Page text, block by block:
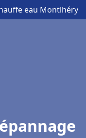
eau Montlhéry